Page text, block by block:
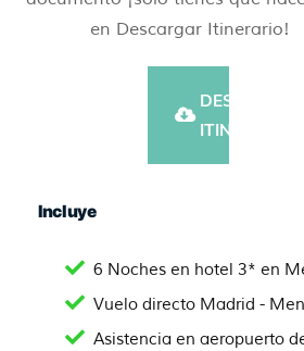
en Descargar Itinerario!
DESCARGAR
ITINERARIO
Incluye
6 Noches en hotel 3* en
Vuelo directo Madrid -
Asistencia en aeropuerto